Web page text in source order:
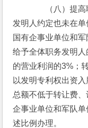
（八）提高
发明人约定也未在单
国有企事业单位和
给予全体职务发明
的营业利润的3%；
以发明专利权出资
总额不低于转让费
企事业单位和军队
述比例办理。